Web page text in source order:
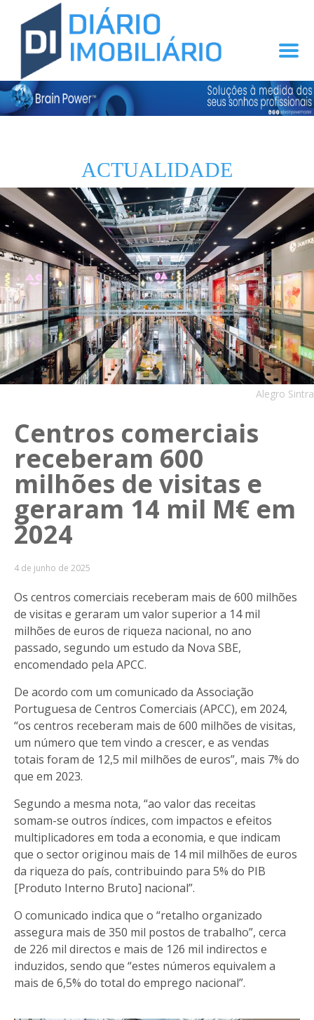
ACTUALIDADE
Alegro Sintra
Centros comerciais
receberam 600
milhões de visitas e
geraram 14 mil M€ em
2024
4 de junho de 2025
Os centros comerciais receberam mais de 600 milhões
de visitas e geraram um valor superior a 14 mil
milhões de euros de riqueza nacional, no ano
passado, segundo um estudo da Nova SBE,
encomendado pela APCC.
De acordo com um comunicado da Associação
Portuguesa de Centros Comerciais (APCC), em 2024,
“os centros receberam mais de 600 milhões de visitas,
um número que tem vindo a crescer, e as vendas
totais foram de 12,5 mil milhões de euros”, mais 7% do
que em 2023.
Segundo a mesma nota, “ao valor das receitas
somam-se outros índices, com impactos e efeitos
multiplicadores em toda a economia, e que indicam
que o sector originou mais de 14 mil milhões de euros
da riqueza do país, contribuindo para 5% do PIB
[Produto Interno Bruto] nacional”.
O comunicado indica que o “retalho organizado
assegura mais de 350 mil postos de trabalho”, cerca
de 226 mil directos e mais de 126 mil indirectos e
induzidos, sendo que “estes números equivalem a
mais de 6,5% do total do emprego nacional”.